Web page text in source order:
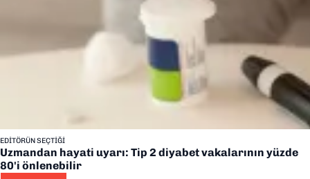
EDITÖRÜN SEÇTIĞI
Uzmandan hayati uyarı: Tip 2 diyabet vakalarının yüzde
80'i önlenebilir